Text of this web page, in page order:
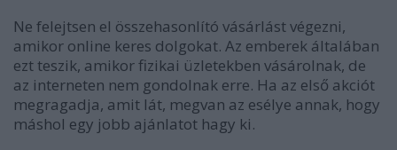
Ne felejtsen el összehasonlító vásárlást végezni,
amikor online keres dolgokat. Az emberek általában
ezt teszik, amikor fizikai üzletekben vásárolnak, de
az interneten nem gondolnak erre. Ha az első akciót
megragadja, amit lát, megvan az esélye annak, hogy
máshol egy jobb ajánlatot hagy ki.